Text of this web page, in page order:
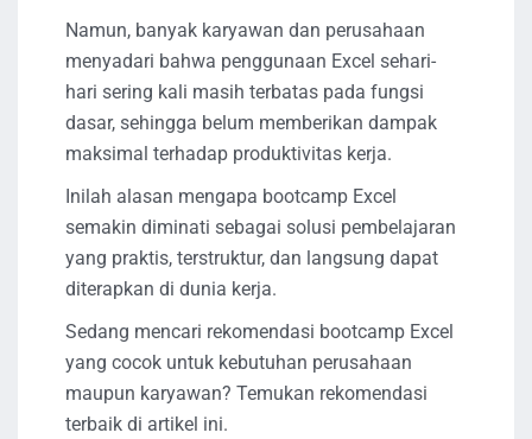
Namun, banyak karyawan dan perusahaan
menyadari bahwa penggunaan Excel sehari-
hari sering kali masih terbatas pada fungsi
dasar, sehingga belum memberikan dampak
maksimal terhadap produktivitas kerja.
Inilah alasan mengapa bootcamp Excel
semakin diminati sebagai solusi pembelajaran
yang praktis, terstruktur, dan langsung dapat
diterapkan di dunia kerja.
Sedang mencari rekomendasi bootcamp Excel
yang cocok untuk kebutuhan perusahaan
maupun karyawan? Temukan rekomendasi
terbaik di artikel ini.